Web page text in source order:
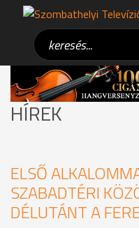
HÍREK
ELSŐ
SZABADTÉRI
DÉLUTÁNT A